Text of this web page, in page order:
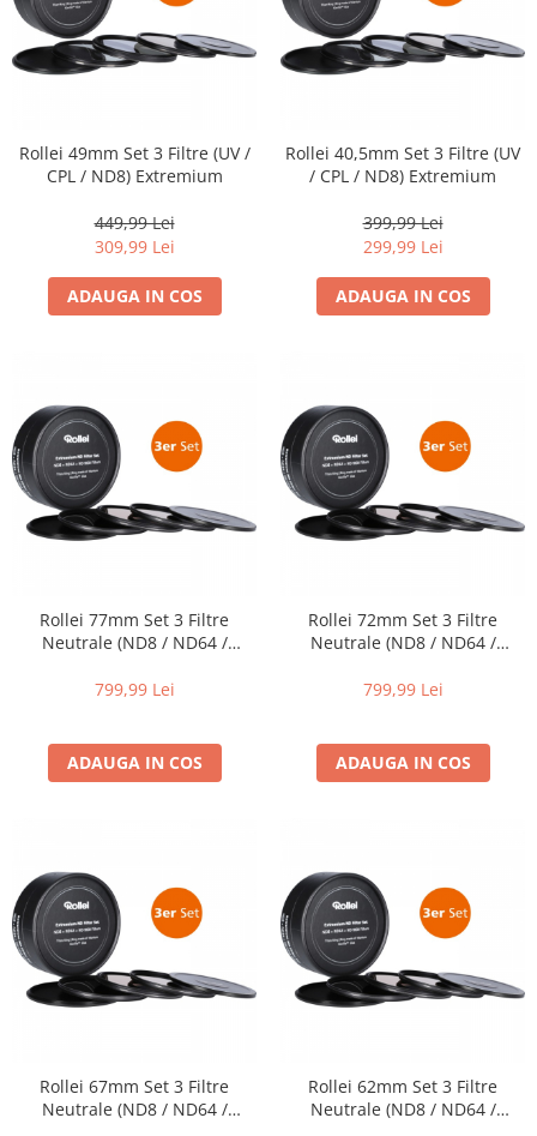
Camere Video Cinematice
Camere video de actiune
Acumulatori camere video
Stabilizatoare (Gimbal) / Steady
Huse Protectie / Ploaie camere
Camere Video Cinematice
Drone
Slider
Camere Video Compacte
Trepiede video
Trepied / Monopied Carbon
Trepiede pentru compacte /
Monopiede foto/video
Placute cap trepied
Huse trepied / stativ lumini
Sina Focus pentru Macro
Accesorii trepiede si monopiede
Blitz-uri studio
Blitz-uri mobile, cu acumulatori
Rollei 49mm Set 3 Filtre (UV /
CPL / ND8) Extremium
449,99 Lei
309,99 Lei
ADAUGA IN COS
Rollei 40,5mm Set 3 Filtre (UV
/ CPL / ND8) Extremium
399,99 Lei
299,99 Lei
ADAUGA IN COS
Rollei 77mm Set 3 Filtre
Neutrale (ND8 / ND64 /
799,99 Lei
ADAUGA IN COS
Rollei 72mm Set 3 Filtre
Neutrale (ND8 / ND64 /
799,99 Lei
ADAUGA IN COS
Rollei 67mm Set 3 Filtre
Neutrale (ND8 / ND64 /
Rollei 62mm Set 3 Filtre
Neutrale (ND8 / ND64 /